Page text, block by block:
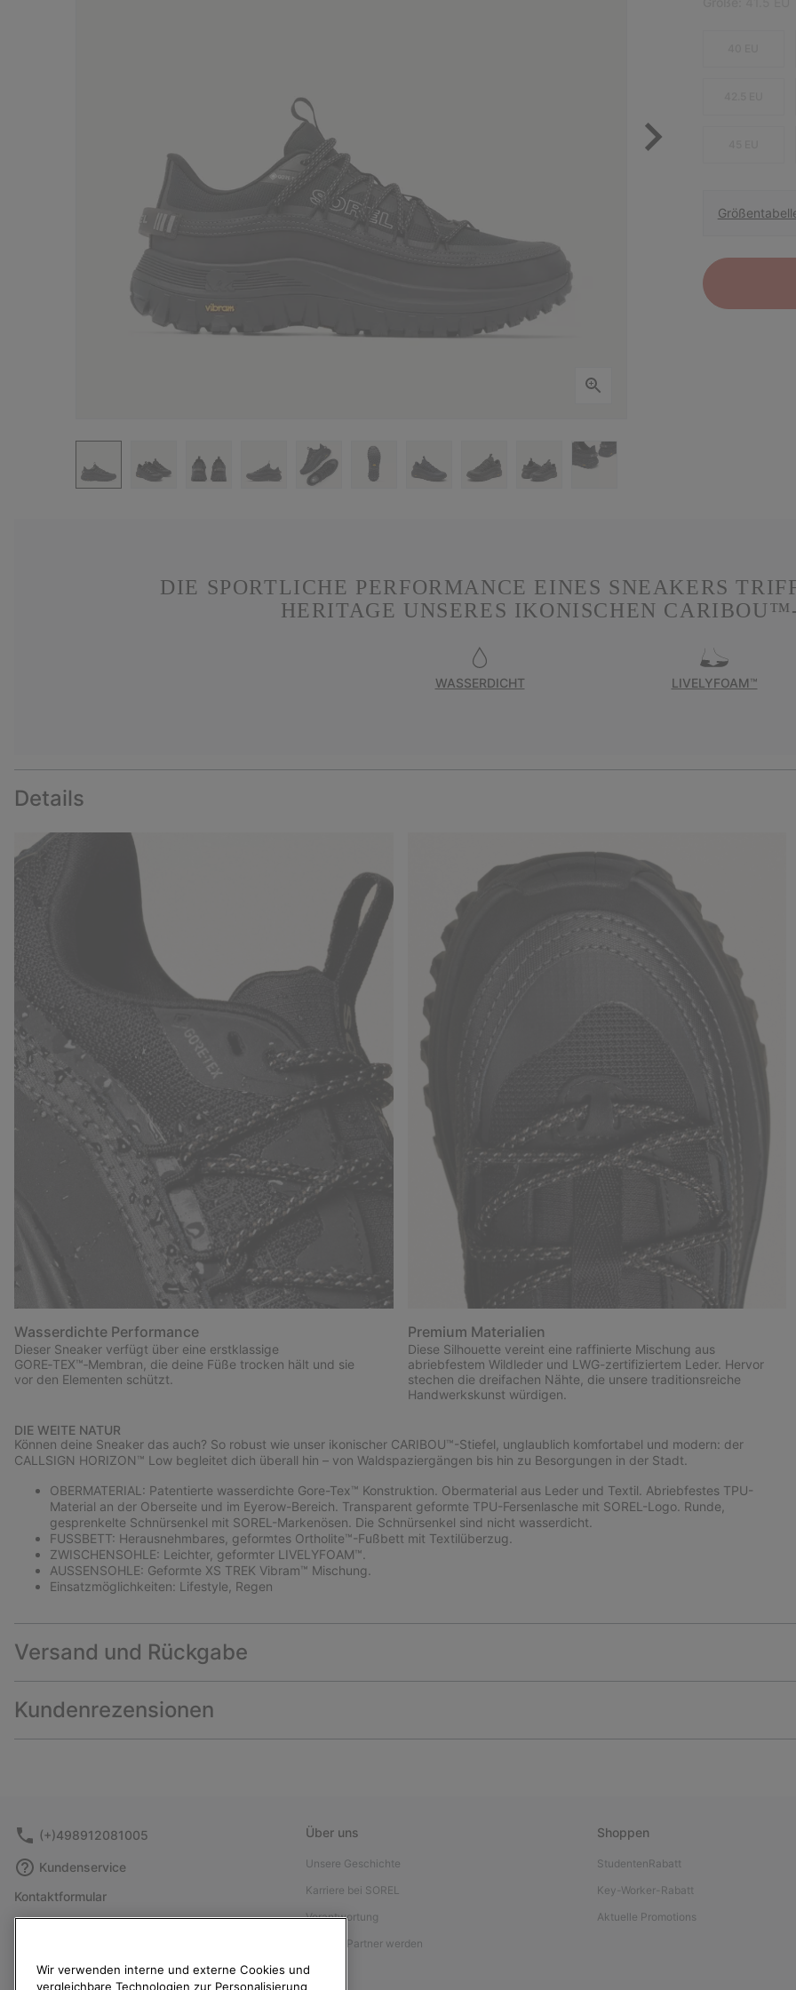
DIE SPORTLICHE PERFORMANCE EINES SNEAKERS
HERITAGE UNSERES IKONISCHEN
WASSERDICHT LIVELYFOAM™
Details
Wasserdichte Performance
Dieser Sneaker verfügt über eine erstklassige
GORE‑TEX™‑Membran, die deine Füße trocken hält und sie
vor den Elementen schützt.
Premium Materialien
Diese Silhouette vereint eine raffinierte Mischung aus
abriebfestem Wildleder und LWG-zertifiziertem Leder. Hervor
stechen die dreifachen Nähte, die unsere traditionsreiche
Handwerkskunst würdigen.
DIE WEITE NATUR
Können deine Sneaker das auch? So robust wie unser ikonischer CARIBOU™-Stiefel, unglaublich komfortabel und modern: der
CALLSIGN HORIZON™ Low begleitet dich überall hin – von Waldspaziergängen bis hin zu Besorgungen in der Stadt.
OBERMATERIAL: Patentierte wasserdichte Gore-Tex™ Konstruktion. Obermaterial aus Leder und Textil. Abriebfestes TPU-
Material an der Oberseite und im Eyerow-Bereich. Transparent geformte TPU-Fersenlasche mit SOREL-Logo. Runde,
gesprenkelte Schnürsenkel mit SOREL-Markenösen. Die Schnürsenkel sind nicht wasserdicht.
FUSSBETT: Herausnehmbares, geformtes Ortholite™-Fußbett mit Textilüberzug.
ZWISCHENSOHLE: Leichter, geformter LIVELYFOAM™.
AUSSENSOHLE: Geformte XS TREK Vibram™ Mischung.
Einsatzmöglichkeiten: Lifestyle, Regen
Versand und Rückgabe
Kundenrezensionen
(+)498912081005
Kundenservice
Kontaktformular
Größentabelle
Rücksendungen
Über uns
Unsere Geschichte
Karriere bei SOREL
Verantwortung
Affiliate Partner werden
Presse
Shoppen
StudentenRabatt
Key-Worker-Rabatt
Aktuelle Promotions
Wir verwenden interne und externe Cookies und
vergleichbare Technologien zur Personalisierung